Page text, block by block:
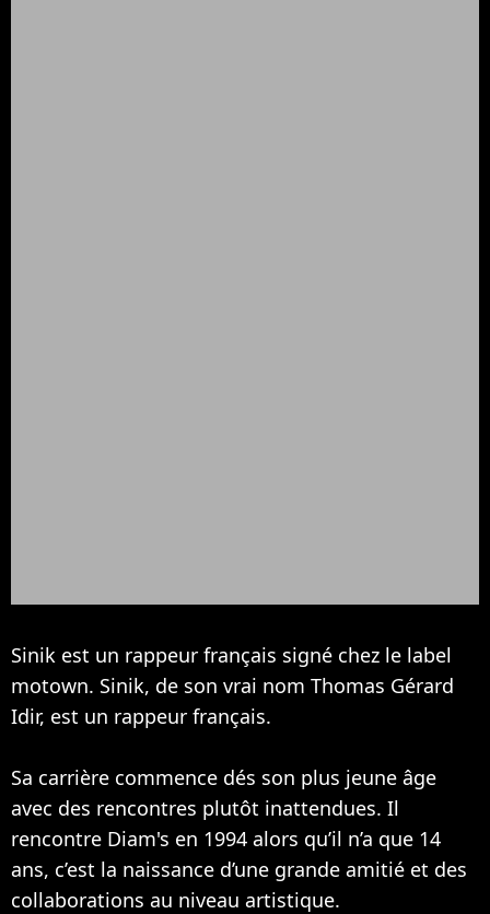
Sinik est un rappeur français signé chez le label
motown. Sinik, de son vrai nom Thomas Gérard
Idir, est un rappeur français.
Sa carrière commence dés son plus jeune âge
avec des rencontres plutôt inattendues. Il
rencontre Diam's en 1994 alors qu’il n’a que 14
ans, c’est la naissance d’une grande amitié et des
collaborations au niveau artistique.